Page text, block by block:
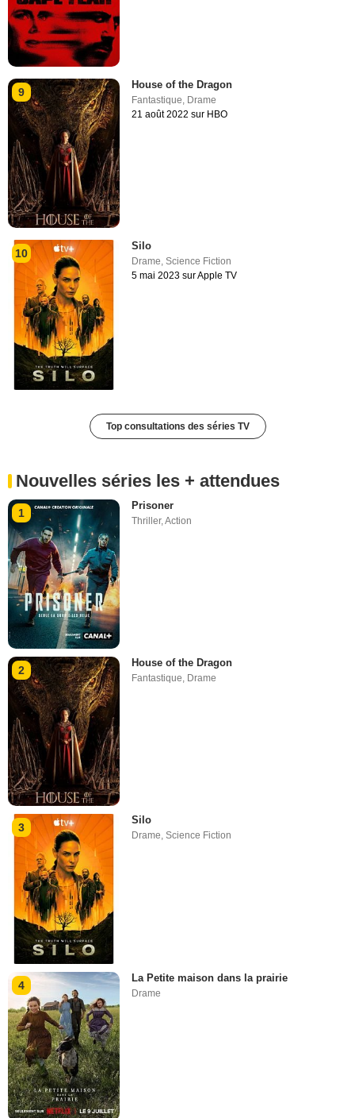
9
House of the Dragon
Fantastique, Drame
21 août 2022 sur HBO
10
Silo
Drame,Science Fiction
5 mai 2023 sur Apple TV
Top consultations des séries TV
Nouvelles séries les + attendues
1
Prisoner
Thriller,Action
2
House of the Dragon
Fantastique, Drame
3
Silo
Drame,Science Fiction
4
La Petite maison dans la prairie
Drame